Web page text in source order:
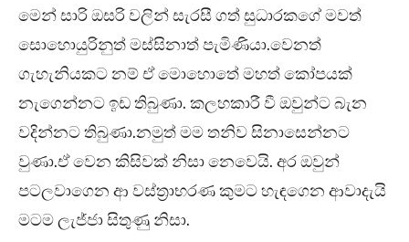
මෙන් සාරි ඔසරි වලින් සැරසී ගත් සුධාරකගේ මවත්
සොහොයුරිනුත් මස්සිනාත් පැමිණියා.වෙනත්
ගැහැනියකට නම් ඒ මොහොතේ මහත් කෝපයක්
නැගෙන්නට ඉඩ තිබුණා. කලහකාරී වී ඔවුන්ට බැන
වදින්නට තිබුණා.නමුත් මම තනිව සිනාසෙන්නට
වුණා.ඒ වෙන කිසිවක් නිසා නෙවෙයි. අර ඔවුන්
පටලවාගෙන ආ වස්ත්‍රාභරණ කුමට හැඳගෙන ආවාදැයි
මටම ලැජ්ජා සිතුණු නිසා.